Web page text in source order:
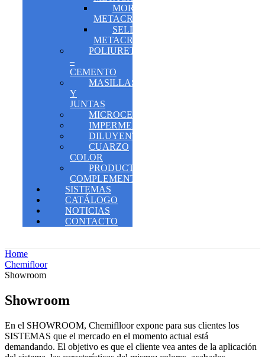
MORTEROS
METACRILATOS
SELLANTES
METACRILATOS
POLIURETANO
–
CEMENTO
MASILLAS
Y
JUNTAS
MICROCEMENTO
IMPERMEABILIZANTES
DILUYENTES
CUARZO
COLOR
PRODUCTOS
COMPLEMENTARIOS
SISTEMAS
CATÁLOGO
NOTICIAS
CONTACTO
Home
Chemifloor
Showroom
Showroom
En el SHOWROOM, Chemiflloor expone para sus clientes los
SISTEMAS que el mercado en el momento actual está
demandando. El objetivo es que el cliente vea antes de la aplicación